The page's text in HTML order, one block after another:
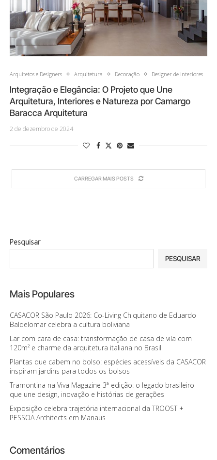
Arquitetos e Designers Arquitetura Decoração Designer de Interiores
Integração e Elegância: O Projeto que Une
Arquitetura, Interiores e Natureza por Camargo
Baracca Arquitetura
2 de dezembro de 2024
CARREGAR MAIS POSTS
Pesquisar
PESQUISAR
Mais Populares
CASACOR São Paulo 2026: Co-Living Chiquitano de Eduardo
Baldelomar celebra a cultura boliviana
Lar com cara de casa: transformação de casa de vila com
120m² e charme da arquitetura italiana no Brasil
Plantas que cabem no bolso: espécies acessíveis da CASACOR
inspiram jardins para todos os bolsos
Tramontina na Viva Magazine 3ª edição: o legado brasileiro
que une design, inovação e histórias de gerações
Exposição celebra trajetória internacional da TROOST +
PESSOA Architects em Manaus
Comentários